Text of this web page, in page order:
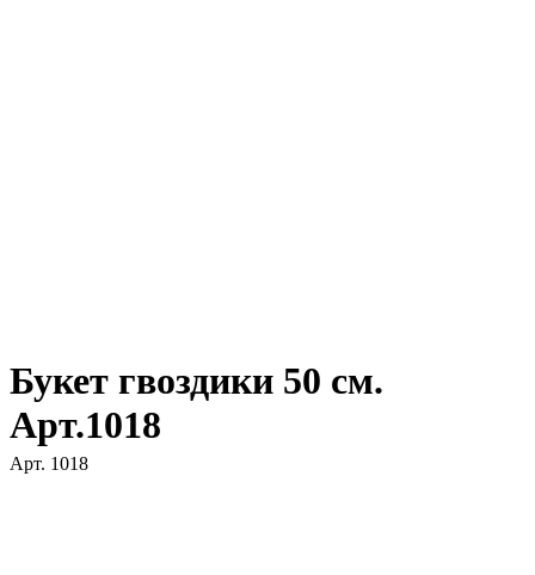
Букет гвоздики 50 см.
Арт.1018
Арт. 1018